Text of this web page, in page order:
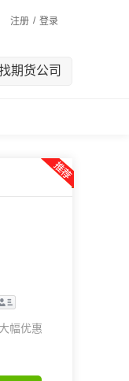
注册 / 登录
期货公司
幅优惠